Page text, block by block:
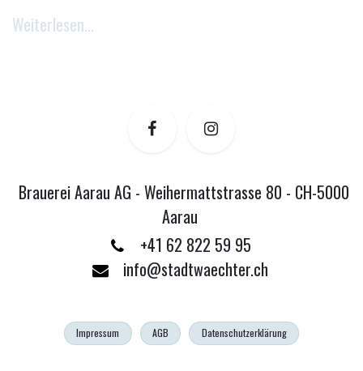
Weiterlesen...
Brauerei Aarau AG - Weihermattstrasse 80 - CH-5000
Aarau
+41 62 822 59 95
info@stadtwaechter.ch
Impressum AGB Datenschutzerklärung